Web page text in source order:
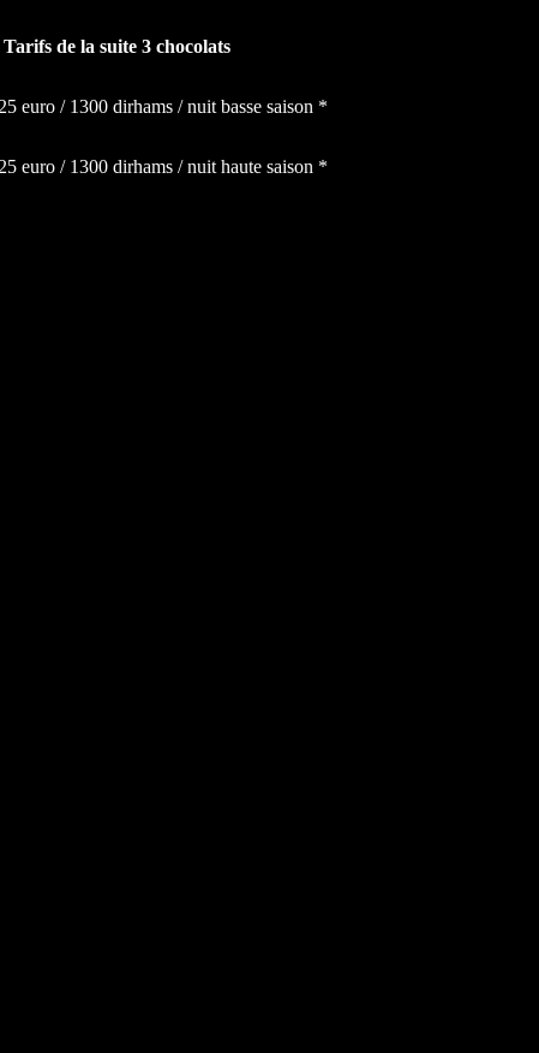
Tarifs de la suite 3 chocolats
euro / 1300 dirhams / nuit basse saison *
euro / 1300 dirhams / nuit haute saison *